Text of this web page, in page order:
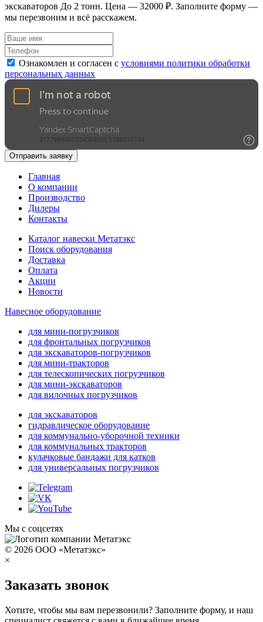
экскаваторов До 2 тонн. Цена — 32000 ₽. Заполните форму —
мы перезвоним и всё расскажем.
Ознакомлен и согласен с условиями политики обработки
персональных данных
Отправить заявку
Главная
О компании
Производство
Дилеры
Контакты
Каталог навески Метатэкс
Поиск оборудования
Доставка
Оплата
Акции
Новости
Навесное оборудование
для мини-погрузчиков
для фронтальных погрузчиков
для экскаваторов-погрузчиков
для мини-тракторов
для телескопических погрузчиков
для мини-экскаваторов
для вилочных погрузчиков
для экскаваторов
гидравлическое оборудование
для коммунально-уборочной техники
для коммунальных тракторов
кулачковые бандажи для катков
для универсальных погрузчиков
Мы с соцсетях
© 2026 ООО «Метатэкс»
×
Заказать звонок
Хотите, чтобы мы вам перезвонили? Заполните форму, и наш